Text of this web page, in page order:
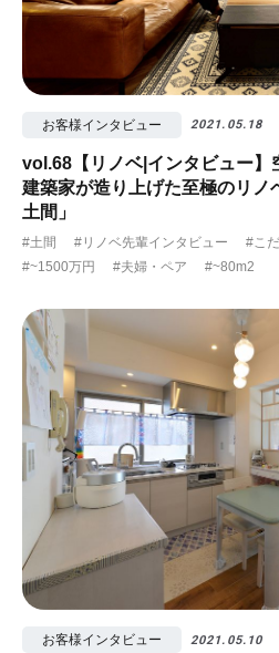
お客様インタビュー 2021.05.18
vol.68【リノベ|インタビュー】
建築家が造り上げた至極のリ
土間」
#土間 #リノベ先輩インタビュー #こ
#~1500万円
#夫婦・ペア #~80m2
お客様インタビュー 2021.05.10